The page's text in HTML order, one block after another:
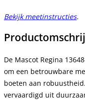
Bekijk meetinstructies.
De Mascot Regina
om een betrouwbare
boeten aan
vervaardigd uit